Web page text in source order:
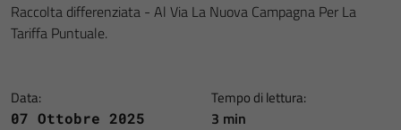
Raccolta differenziata - Al Via La Nuova Campagna Per La
Tariffa Puntuale.
Data:
07 Ottobre 2025
Tempo di lettura:
3 min